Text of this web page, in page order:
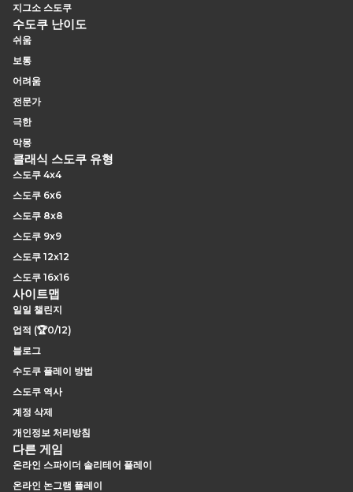
지그소 스도쿠
수도쿠 난이도
쉬움
보통
어려움
전문가
극한
악몽
클래식 스도쿠 유형
스도쿠 4x4
스도쿠 6x6
스도쿠 8x8
스도쿠 9x9
스도쿠 12x12
스도쿠 16x16
사이트맵
일일 챌린지
업적 (🏆0/12)
블로그
수도쿠 플레이 방법
스도쿠 역사
계정 삭제
개인정보 처리방침
다른 게임
온라인 스파이더 솔리테어 플레이
온라인 논그램 플레이